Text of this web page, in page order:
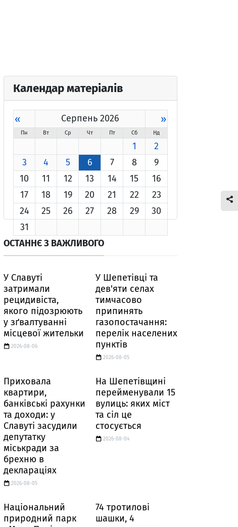
Календар матеріалів
« Серпень 2026 »
Пн Вт Ср Чт Пт Сб Нд
1
2
3
4 5 6 7 8
9
10
11 12 13 14 15
16
17
18 19 20 21 22
23
24
25 26 27 28 29
30
31
ОСТАННЄ З ВАЖЛИВОГО
У Славуті
затримали
рецидивіста,
якого підозрюють
у зґвалтуванні
місцевої жительки
2026-08-06
У Шепетівці та
дев'яти селах
тимчасово
припинять
газопостачання:
перелік населених
пунктів
2026-08-05
Приховала
квартири,
банківські рахунки
та доходи: у
Славуті засудили
депутатку
міськради за
брехню в
деклараціях
2026-08-05
На Шепетівщині
перейменували 15
вулиць: яких міст
та сіл це
стосується
2026-08-04
Національний
природний парк
74 тротилові
шашки, 4